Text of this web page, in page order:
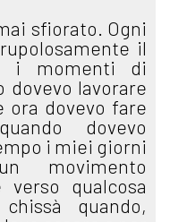
sfiorato. Ogni
il
i momenti di
dovevo lavorare
dovevo fare
dovevo
i miei giorni
movimento
verso qualcosa
quando,